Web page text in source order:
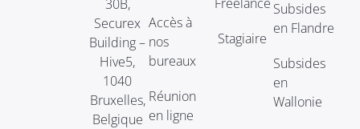
30B,
Securex
Building –
Hive5,
1040
Bruxelles,
Belgique
Accès à
nos
bureaux
Réunion
en ligne
Stagiaire
Subsides
en Flandre
Subsides
en
Wallonie